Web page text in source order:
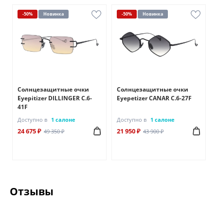
-50% Новинка
Солнцезащитные очки
Eyepitizer DILLINGER C.6-
41F
Доступно в 1 салоне
24 675 ₽ 49 350 ₽
-50% Новинка
Солнцезащитные очки
Eyepetizer CANAR C.6-27F
Доступно в 1 салоне
21 950 ₽ 43 900 ₽
Отзывы